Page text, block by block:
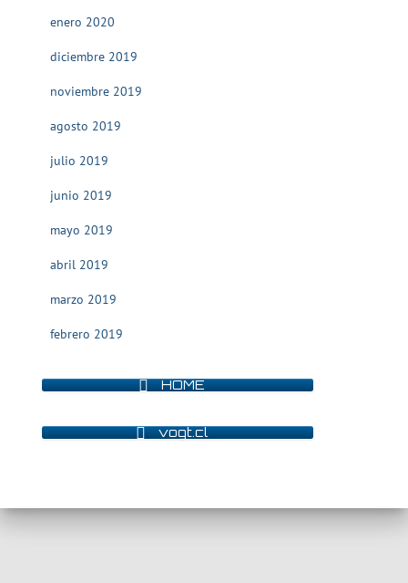
enero 2020
diciembre 2019
noviembre 2019
agosto 2019
julio 2019
junio 2019
mayo 2019
abril 2019
marzo 2019
febrero 2019
HOME
vogt.cl